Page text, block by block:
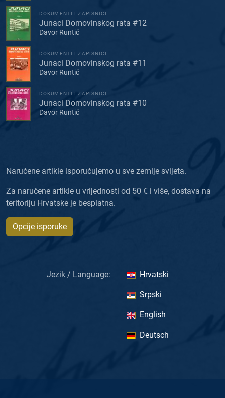
DOKUMENTI I ZAPISNICI
Junaci Domovinskog rata #12
Davor Runtić
DOKUMENTI I ZAPISNICI
Junaci Domovinskog rata #11
Davor Runtić
DOKUMENTI I ZAPISNICI
Junaci Domovinskog rata #10
Davor Runtić
Naručene artikle isporučujemo u sve zemlje svijeta.
Za naručene artikle u vrijednosti od 50 € i više, dostava na
teritoriju Hrvatske je besplatna.
Opcije isporuke
Jezik / Language: Hrvatski
Srpski
English
Deutsch